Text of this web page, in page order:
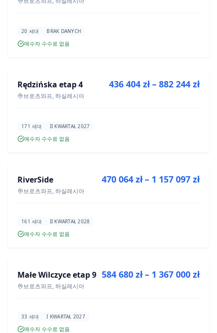
20 세대 BRAK DANYCH
매수자 수수료 없음
신규 분양
Rędzińska etap 4
브로츠와프, 하실레시아
436 404 zł – 882 244 zł
171 세대 II KWARTAŁ 2027
매수자 수수료 없음
신규 분양
RiverSide
브로츠와프, 하실레시아
470 064 zł – 1 157 097 zł
161 세대 II KWARTAŁ 2028
매수자 수수료 없음
신규 분양
Małe Wilczyce etap 9
브로츠와프, 하실레시아
584 680 zł – 1 367 000 zł
33 세대 I KWARTAŁ 2027
매수자 수수료 없음